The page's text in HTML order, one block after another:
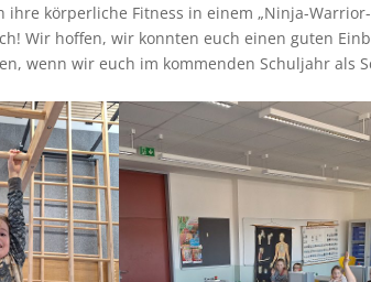
körperliche Fitness in einem „Ninja-Warrior-
Wir hoffen, wir konnten euch einen guten
wenn wir euch im kommenden Schuljahr als